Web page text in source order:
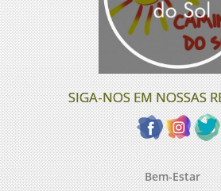
SIGA-NOS EM NOSSAS
Bem-Estar